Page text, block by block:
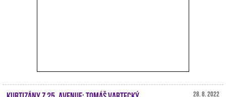
28. 8. 2022
Kurtizány z 25. Avenue: Tomáš Vartecký